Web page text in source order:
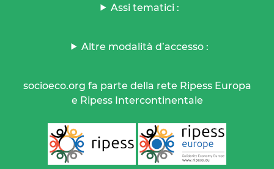
Assi tematici :
Altre modalità d’accesso :
socioeco.org fa parte della rete Ripess Europa
e Ripess Intercontinentale